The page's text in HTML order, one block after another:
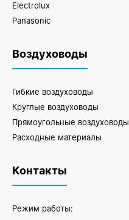
Electrolux
Panasonic
Воздуховоды
Гибкие воздуховоды
Круглые воздуховоды
Прямоугольные воздуховоды
Расходные материалы
Контакты
Режим работы: